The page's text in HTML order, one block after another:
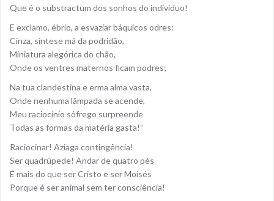
Que é o substractum dos sonhos do indivíduo!
E exclamo, ébrio, a esvaziar báquicos odres:
Cinza, síntese má da podridão,
Miniatura alegórica do chão,
Onde os ventres maternos ficam podres;
Na tua clandestina e erma alma vasta,
Onde nenhuma lâmpada se acende,
Meu raciocínio sôfrego surpreende
Todas as formas da matéria gasta!”
Raciocinar! Aziaga contingência!
Ser quadrúpede! Andar de quatro pés
É mais do que ser Cristo e ser Moisés
Porque é ser animal sem ter consciência!